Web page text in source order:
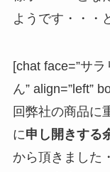
ようです・・・
[chat face=”サ
ん” align=”left”
回弊社の商品に
に申し開きする
から頂きました